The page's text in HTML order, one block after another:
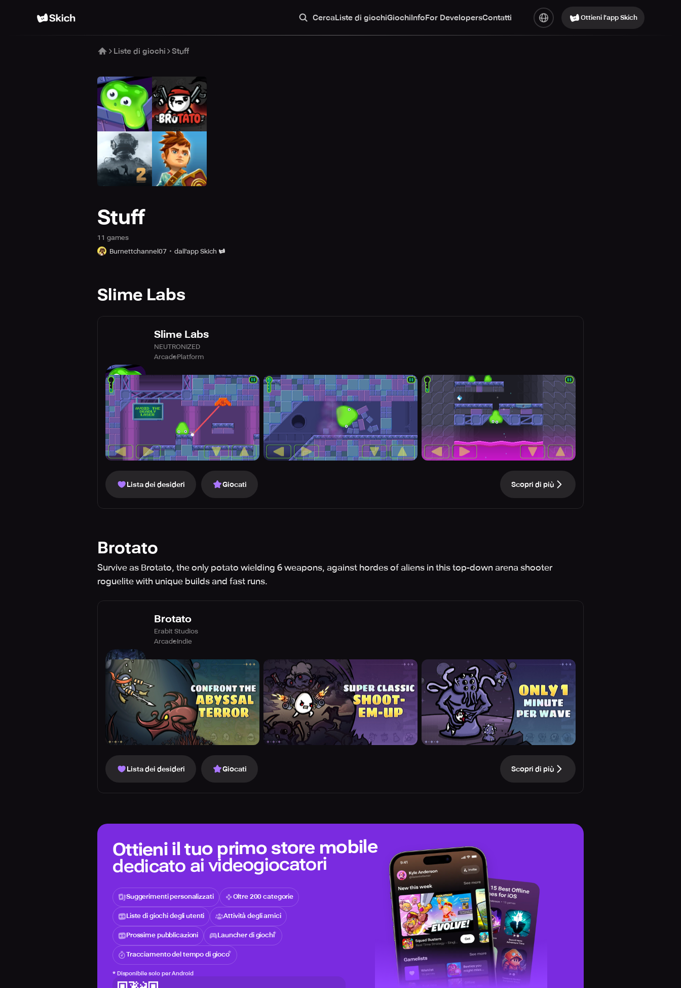
CercaListe di giochiGiochiInfoFor DevelopersContatti Ottieni l’app Skich
Liste di giochi Stuff
Stuff
11 games
Burnettchannel07
dall'app Skich
Slime Labs
Slime Labs
NEUTRONIZED
ArcadePlatform
Lista dei desideri Giocati Scopri di più
Brotato
Survive as Brotato, the only potato wielding 6 weapons, against hordes of aliens in this top-down arena shooter
roguelite with unique builds and fast runs.
Brotato
Erabit Studios
ArcadeIndie
Lista dei desideri Giocati Scopri di più
Ottieni il tuo primo store mobile
dedicato ai videogiocatori
Suggerimenti personalizzati Oltre 200 categorie
Liste di giochi degli utenti Attività degli amici
Prossime pubblicazioni Launcher di giochi
Tracciamento del tempo di gioco
* Disponibile solo per Android